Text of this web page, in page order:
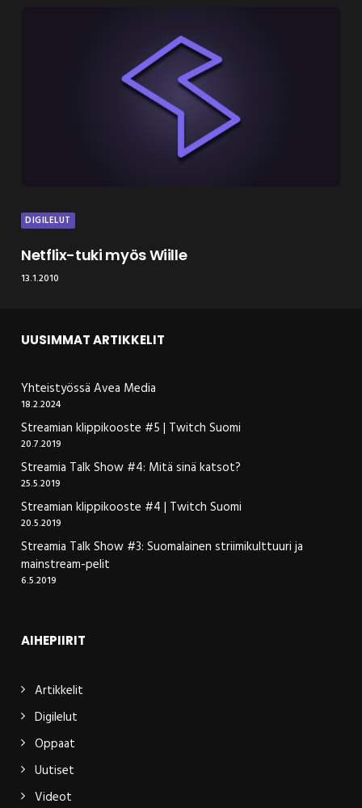
DIGILELUT
Netflix-tuki myös Wiille
13.1.2010
UUSIMMAT ARTIKKELIT
Yhteistyössä Avea Media
18.2.2024
Streamian klippikooste #5 | Twitch Suomi
20.7.2019
Streamia Talk Show #4: Mitä sinä katsot?
25.5.2019
Streamian klippikooste #4 | Twitch Suomi
20.5.2019
Streamia Talk Show #3: Suomalainen striimikulttuuri ja
mainstream-pelit
6.5.2019
AIHEPIIRIT
Artikkelit
Digilelut
Oppaat
Uutiset
Videot